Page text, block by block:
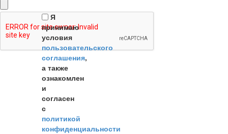
Я
принимаю
условия
пользовательского
соглашения,
а также
ознакомлен
и
согласен
с
политикой
конфиденциальности